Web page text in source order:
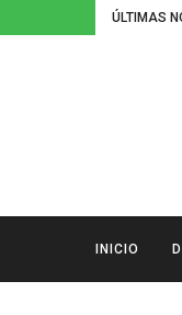
ÚLTIMAS
INICIO